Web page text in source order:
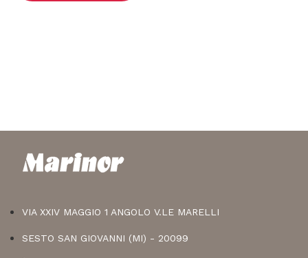
VIA XXIV MAGGIO 1 ANGOLO V.LE MARELLI
SESTO SAN GIOVANNI (MI) - 20099